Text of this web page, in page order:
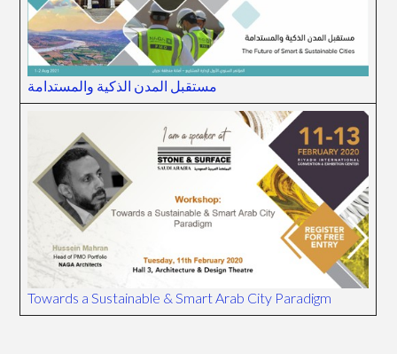
مستقبل المدن الذكية والمستدامة
Towards a Sustainable & Smart Arab City Paradigm